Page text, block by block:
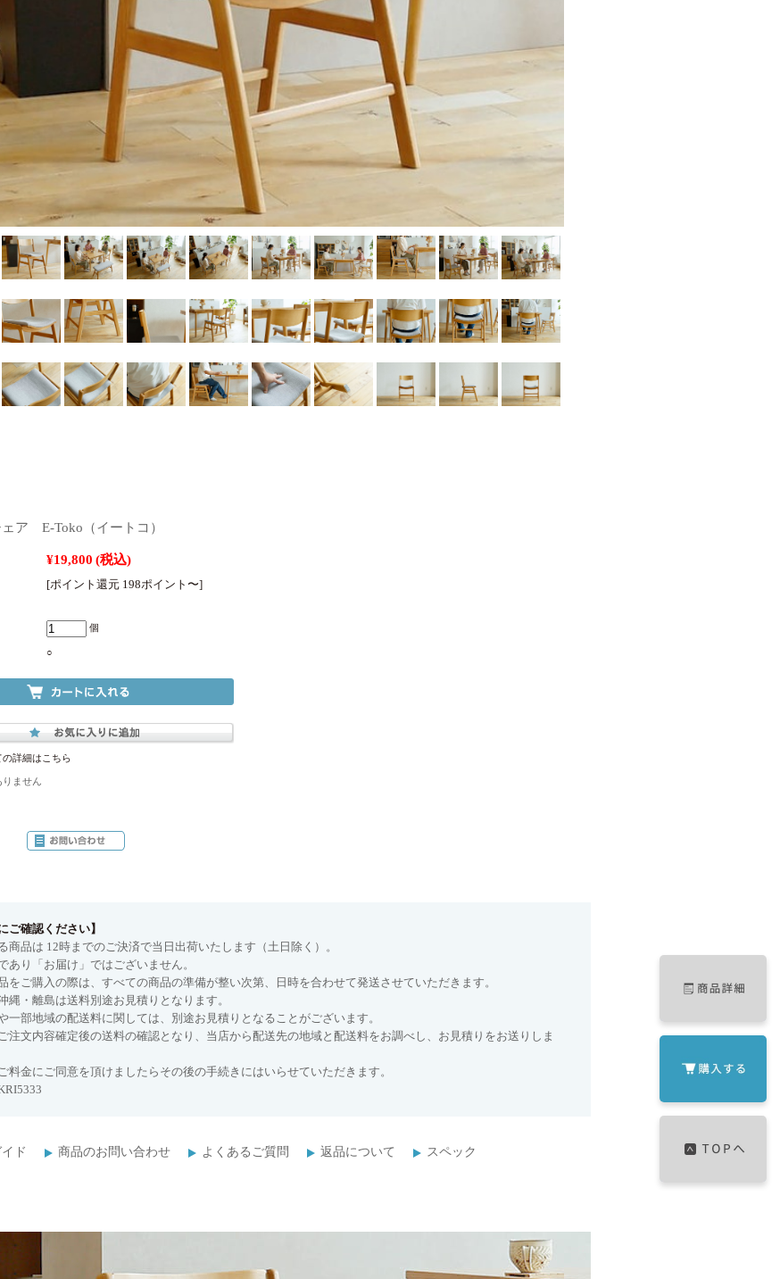
ア E-Toko（イートコ）
¥19,800 (税込)
[ポイント還元 198ポイント〜]
個
○
詳細はこちら
りません
ご確認ください】
商品は 12時までのご決済で当日出荷いたします（土日除く）。
あり「お届け」ではございません。
をご購入の際は、すべての商品の準備が整い次第、日時を合わせて発送させていただきます。
縄・離島は送料別途お見積りとなります。
一部地域の配送料に関しては、別途お見積りとなることがございます。
注文内容確定後の送料の確認となり、当店から配送先の地域と配送料をお調べし、お見積りをお送りしま
料金にご同意を頂けましたらその後の手続きにはいらせていただきます。
ド 商品のお問い合わせ よくあるご質問 返品について スペック